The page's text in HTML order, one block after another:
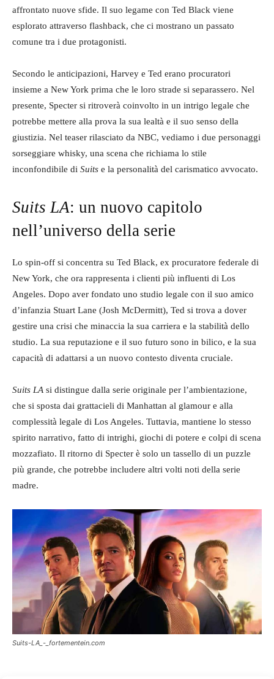
affrontato nuove sfide. Il suo legame con Ted Black viene
esplorato attraverso flashback, che ci mostrano un passato
comune tra i due protagonisti.
Secondo le anticipazioni, Harvey e Ted erano procuratori
insieme a New York prima che le loro strade si separassero. Nel
presente, Specter si ritroverà coinvolto in un intrigo legale che
potrebbe mettere alla prova la sua lealtà e il suo senso della
giustizia. Nel teaser rilasciato da NBC, vediamo i due personaggi
sorseggiare whisky, una scena che richiama lo stile
inconfondibile di Suits e la personalità del carismatico avvocato.
Suits LA: un nuovo capitolo
nell’universo della serie
Lo spin-off si concentra su Ted Black, ex procuratore federale di
New York, che ora rappresenta i clienti più influenti di Los
Angeles. Dopo aver fondato uno studio legale con il suo amico
d’infanzia Stuart Lane (Josh McDermitt), Ted si trova a dover
gestire una crisi che minaccia la sua carriera e la stabilità dello
studio. La sua reputazione e il suo futuro sono in bilico, e la sua
capacità di adattarsi a un nuovo contesto diventa cruciale.
Suits LA si distingue dalla serie originale per l’ambientazione,
che si sposta dai grattacieli di Manhattan al glamour e alla
complessità legale di Los Angeles. Tuttavia, mantiene lo stesso
spirito narrativo, fatto di intrighi, giochi di potere e colpi di scena
mozzafiato. Il ritorno di Specter è solo un tassello di un puzzle
più grande, che potrebbe includere altri volti noti della serie
madre.
Suits-LA_-_fortementein.com